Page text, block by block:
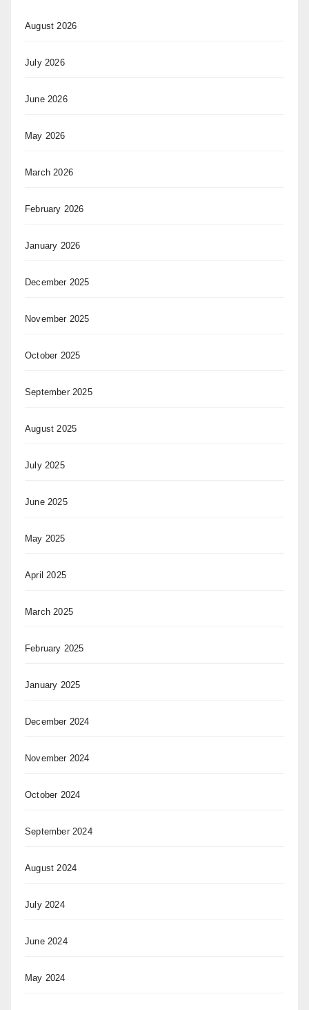
August 2026
July 2026
June 2026
May 2026
March 2026
February 2026
January 2026
December 2025
November 2025
October 2025
September 2025
August 2025
July 2025
June 2025
May 2025
April 2025
March 2025
February 2025
January 2025
December 2024
November 2024
October 2024
September 2024
August 2024
July 2024
June 2024
May 2024